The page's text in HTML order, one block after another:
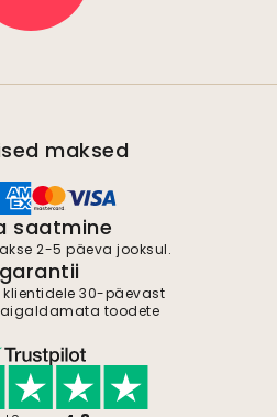
maksed
saatmine
2-5 päeva jooksul.
30-päevast
toodete